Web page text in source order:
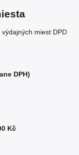
miest DPD
DPH)
Kč